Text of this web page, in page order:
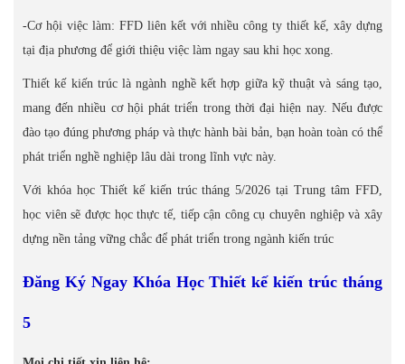
-Cơ hội việc làm: FFD liên kết với nhiều công ty thiết kế, xây dựng
tại địa phương để giới thiệu việc làm ngay sau khi học xong.
Thiết kế kiến trúc là ngành nghề kết hợp giữa kỹ thuật và sáng tạo,
mang đến nhiều cơ hội phát triển trong thời đại hiện nay. Nếu được
đào tạo đúng phương pháp và thực hành bài bản, bạn hoàn toàn có thể
phát triển nghề nghiệp lâu dài trong lĩnh vực này.
Với khóa học Thiết kế kiến trúc tháng 5/2026 tại Trung tâm FFD,
học viên sẽ được học thực tế, tiếp cận công cụ chuyên nghiệp và xây
dựng nền tảng vững chắc để phát triển trong ngành kiến trúc
Đăng Ký Ngay Khóa Học Thiết kế kiến trúc tháng
5